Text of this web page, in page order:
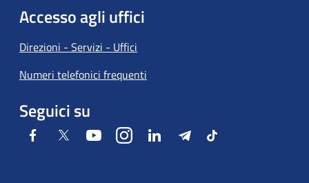
Accesso agli uffici
Direzioni - Servizi - Uffici
Numeri telefonici frequenti
Seguici su
Facebook Twitter YoutubeInstagramLinkedIn TelegramTiktok